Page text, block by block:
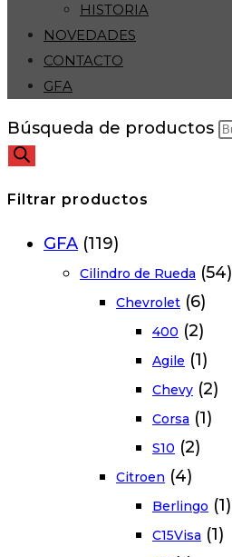
HISTORIA
NOVEDADES
CONTACTO
GFA
Búsqueda de productos
Filtrar productos
GFA (119)
Cilindro de Rueda (54)
Chevrolet (6)
400 (2)
Agile (1)
Chevy (2)
Corsa (1)
S10 (2)
Citroen (4)
Berlingo (1)
C15Visa (1)